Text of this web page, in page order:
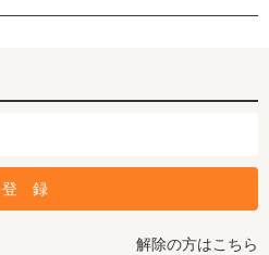
解除の方はこちら